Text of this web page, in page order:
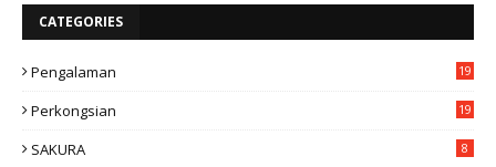
CATEGORIES
Pengalaman 19
Perkongsian 19
SAKURA 8